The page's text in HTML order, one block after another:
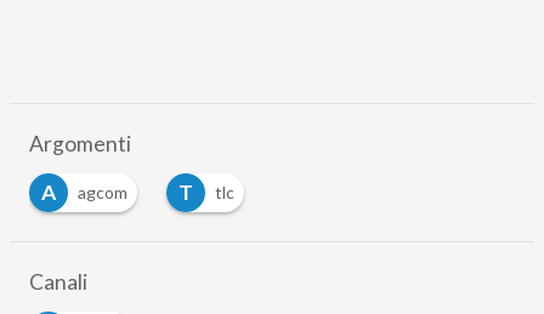
Argomenti
A
agcom T tlc
Canali